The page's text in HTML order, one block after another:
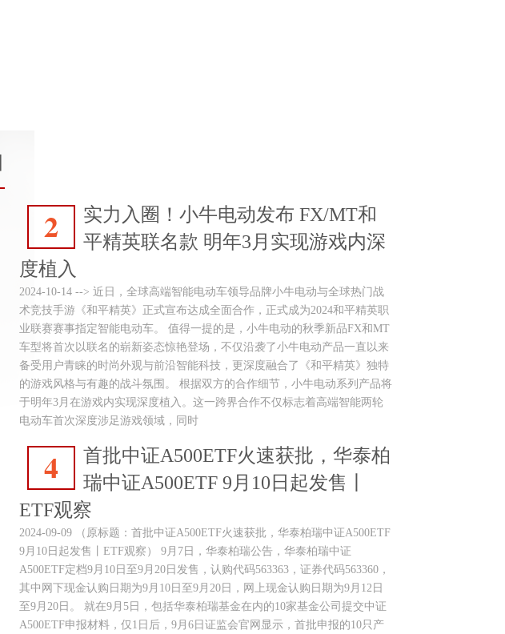
2
实力入圈！小牛电动发布 FX/MT和
平精英联名款 明年3月实现游戏内深
度植入
2024-10-14 --> 近日，全球高端智能电动车领导品牌小牛电动与全球热门战
术竞技手游《和平精英》正式宣布达成全面合作，正式成为2024和平精英职
业联赛赛事指定智能电动车。 值得一提的是，小牛电动的秋季新品FX和MT
车型将首次以联名的崭新姿态惊艳登场，不仅沿袭了小牛电动产品一直以来
备受用户青睐的时尚外观与前沿智能科技，更深度融合了《和平精英》独特
的游戏风格与有趣的战斗氛围。 根据双方的合作细节，小牛电动系列产品将
于明年3月在游戏内实现深度植入。这一跨界合作不仅标志着高端智能两轮
电动车首次深度涉足游戏领域，同时
4
首批中证A500ETF火速获批，华泰柏
瑞中证A500ETF 9月10日起发售丨
ETF观察
2024-09-09 （原标题：首批中证A500ETF火速获批，华泰柏瑞中证A500ETF
9月10日起发售丨ETF观察） 9月7日，华泰柏瑞公告，华泰柏瑞中证
A500ETF定档9月10日至9月20日发售，认购代码563363，证券代码563360，
其中网下现金认购日期为9月10日至9月20日，网上现金认购日期为9月12日
至9月20日。 就在9月5日，包括华泰柏瑞基金在内的10家基金公司提交中证
A500ETF申报材料，仅1日后，9月6日证监会官网显示，首批申报的10只产